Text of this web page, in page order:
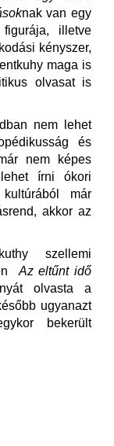
nak van egy
illetve
kényszer,
maga is
olvasat is
nem lehet
és
nem képes
írni ókori
már
akkor az
szellemi
Az eltűnt idő
olvasta a
ugyanazt
bekerült